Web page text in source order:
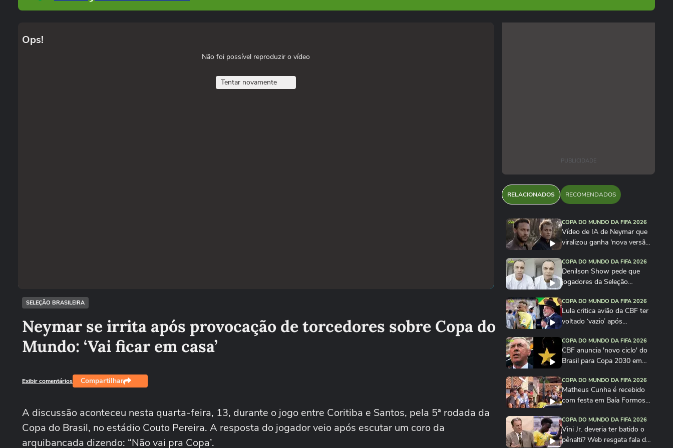
Ops!
Não foi possível reproduzir o vídeo
Tentar novamente
SELEÇÃO BRASILEIRA
Neymar se irrita após provocação de torcedores sobre Copa do
Mundo: ‘Vai ficar em casa’
Exibir comentários Compartilhar
A discussão aconteceu nesta quarta-feira, 13, durante o jogo entre Coritiba e Santos, pela 5ª rodada da
Copa do Brasil, no estádio Couto Pereira. A resposta do jogador veio após escutar um coro da
arquibancada dizendo: “Não vai pra Copa’.
PUBLICIDADE
RELACIONADOS RECOMENDADOS
COPA DO MUNDO DA FIFA 2026
Vídeo de IA de Neymar que
viralizou ganha 'nova versão’
COPA DO MUNDO DA FIFA 2026
Denilson Show pede que
jogadores da Seleção
COPA DO MUNDO DA FIFA 2026
Lula critica avião da CBF ter
voltado ‘vazio’ após
COPA DO MUNDO DA FIFA 2026
CBF anuncia 'novo ciclo' do
Brasil para Copa 2030 em
COPA DO MUNDO DA FIFA 2026
Matheus Cunha é recebido
com festa em Baía Formosa
COPA DO MUNDO DA FIFA 2026
Vini Jr. deveria ter batido o
pênalti? Web resgata fala de